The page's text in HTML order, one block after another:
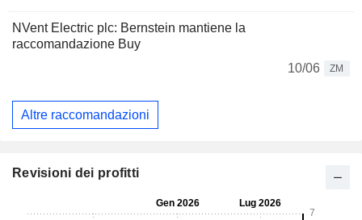
NVent Electric plc: Bernstein mantiene la
raccomandazione Buy
10/06
ZM
Altre raccomandazioni
Revisioni dei profitti